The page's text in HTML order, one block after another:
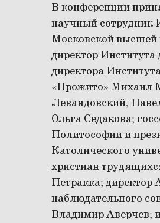
В конференции
научный сотрудник
Московской
директор
директора
«Прожито» Михаил
Левандовский,
Ольга Седакова;
Политософии и
Католического
христиан
Петракка; директор
наблюдательного
Владимир Аверчев;